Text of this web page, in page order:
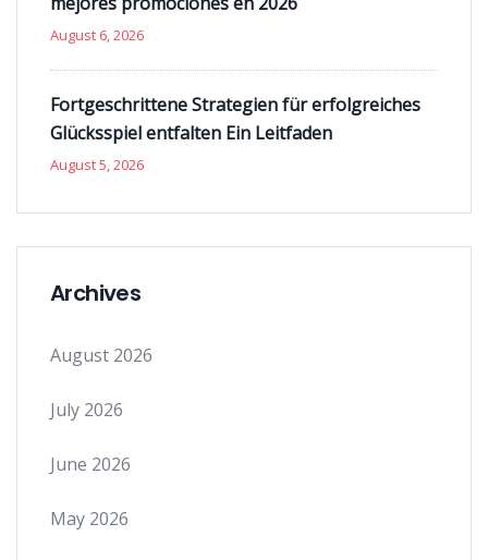
August 6, 2026
Fortgeschrittene Strategien für erfolgreiches
Glücksspiel entfalten Ein Leitfaden
August 5, 2026
Archives
August 2026
July 2026
June 2026
May 2026